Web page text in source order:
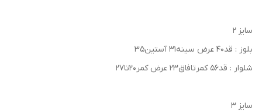
سایز ۲
بلوز : قد۴۰ عرض سینه۳۱ آستین۳۵
شلوار : قد۵۶ کمرتافاق۲۳ عرض کمر۲۰تا۲۷
سایز ۳